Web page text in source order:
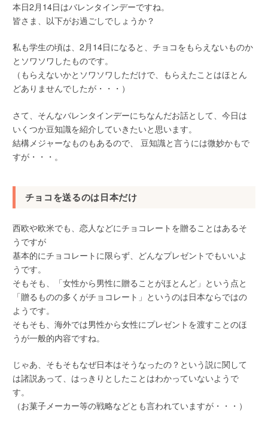
本日2月14日はバレンタインデーですね。
皆さま、以下がお過ごしでしょうか？
私も学生の頃は、2月14日になると、チョコをもらえないものか
とソワソワしたものです。
（もらえないかとソワソワしただけで、もらえたことはほとん
どありませんでしたが・・・）
さて、そんなバレンタインデーにちなんだお話として、今日は
いくつか豆知識を紹介していきたいと思います。
結構メジャーなものもあるので、 豆知識と言うには微妙かもで
すが・・・。
チョコを送るのは日本だけ
西欧や欧米でも、恋人などにチョコレートを贈ることはあるそ
うですが
基本的にチョコレートに限らず、どんなプレゼントでもいいよ
うです。
そもそも、「女性から男性に贈ることがほとんど」という点と
「贈るものの多くがチョコレート」というのは日本ならではの
ようです。
そもそも、海外では男性から女性にプレゼントを渡すことのほ
うが一般的内容ですね。
じゃあ、そもそもなぜ日本はそうなったの？という説に関して
は諸説あって、はっきりとしたことはわかっていないようで
す。
（お菓子メーカー等の戦略などとも言われていますが・・・）